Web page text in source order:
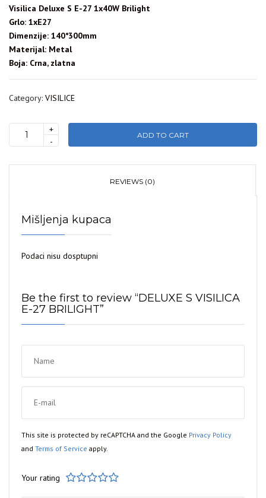
Visilica Deluxe S E-27 1x40W Brilight
Grlo: 1xE27
Dimenzije: 140*300mm
Materijal: Metal
Boja: Crna, zlatna
Category: VISILICE
DELUXE
VISILICA
quantity
+
-
ADD TO CART
REVIEWS (0)
Mišljenja kupaca
Podaci nisu dosptupni
Be the first to review “DELUXE S VISILICA
E-27 BRILIGHT”
This site is protected by reCAPTCHA and the Google Privacy Policy
and Terms of Service apply.
Your rating
1 2 3 4 5